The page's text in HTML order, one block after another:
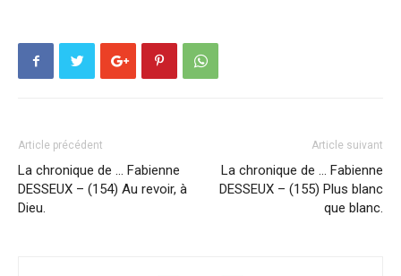
Article précédent
La chronique de … Fabienne
DESSEUX – (154) Au revoir, à
Dieu.
Article suivant
La chronique de … Fabienne
DESSEUX – (155) Plus blanc
que blanc.